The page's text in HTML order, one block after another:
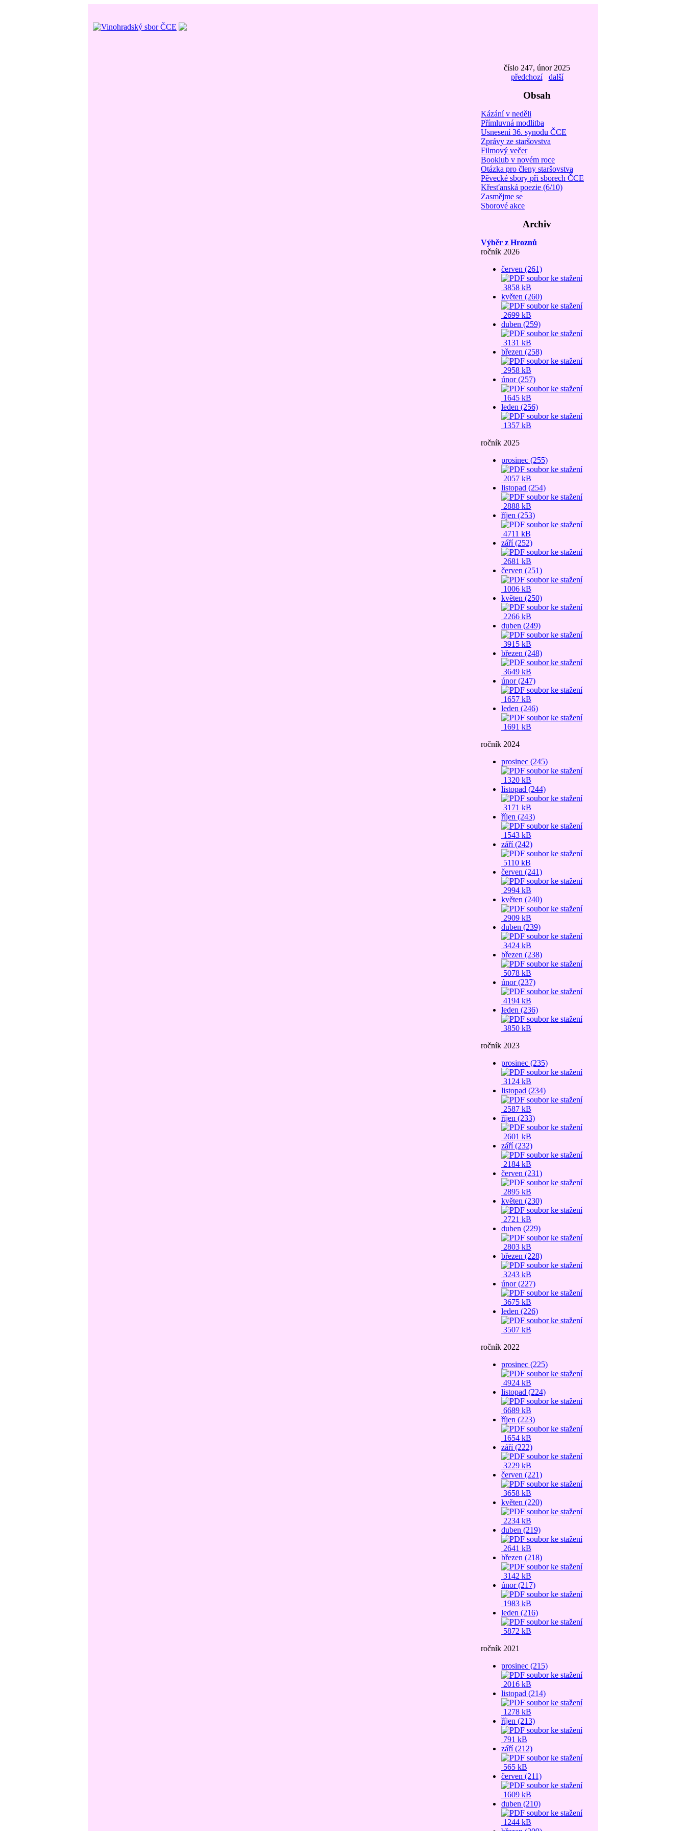
číslo 247, únor 2025
předchozí
další
Obsah
Kázání v neděli
Přímluvná modlitba
Usnesení 36. synodu ČCE
Zprávy ze staršovstva
Filmový večer
Booklub v novém roce
Otázka pro členy staršovstva
Pěvecké sbory při sborech ČCE
Křesťanská poezie (6/10)
Zasmějme se
Sborové akce
Archiv
Výběr z Hroznů
ročník 2026
červen (261)
3858 kB
květen (260)
2699 kB
duben (259)
3131 kB
březen (258)
2958 kB
únor (257)
1645 kB
leden (256)
1357 kB
ročník 2025
prosinec (255)
2057 kB
listopad (254)
2888 kB
říjen (253)
4711 kB
září (252)
2681 kB
červen (251)
1006 kB
květen (250)
2266 kB
duben (249)
3915 kB
březen (248)
3649 kB
únor (247)
1657 kB
leden (246)
1691 kB
ročník 2024
prosinec (245)
1320 kB
listopad (244)
3171 kB
říjen (243)
1543 kB
září (242)
5110 kB
červen (241)
2994 kB
květen (240)
2909 kB
duben (239)
3424 kB
březen (238)
5078 kB
únor (237)
4194 kB
leden (236)
3850 kB
ročník 2023
prosinec (235)
3124 kB
listopad (234)
2587 kB
říjen (233)
2601 kB
září (232)
2184 kB
červen (231)
2895 kB
květen (230)
2721 kB
duben (229)
2803 kB
březen (228)
3243 kB
únor (227)
3675 kB
leden (226)
3507 kB
ročník 2022
prosinec (225)
4924 kB
listopad (224)
6689 kB
říjen (223)
1654 kB
září (222)
3229 kB
červen (221)
3658 kB
květen (220)
2234 kB
duben (219)
2641 kB
březen (218)
3142 kB
únor (217)
1983 kB
leden (216)
5872 kB
ročník 2021
prosinec (215)
2016 kB
listopad (214)
1278 kB
říjen (213)
791 kB
září (212)
565 kB
červen (211)
1609 kB
duben (210)
1244 kB